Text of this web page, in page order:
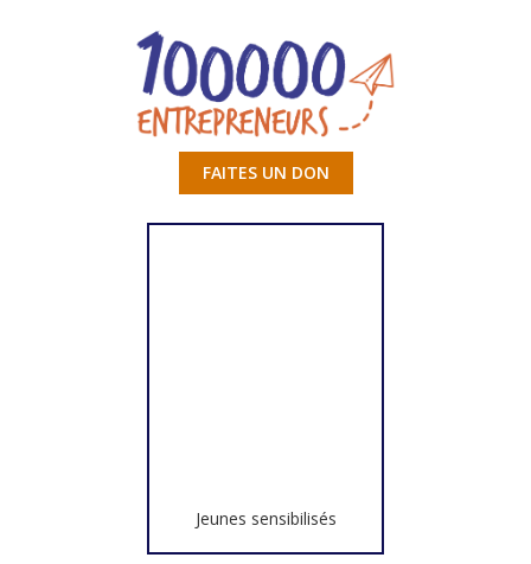
FAITES UN DON
Jeunes sensibilisés